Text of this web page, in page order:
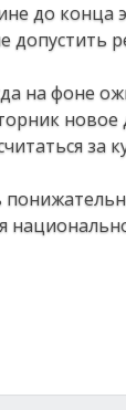
до конца
допустить
на фоне
новое
за